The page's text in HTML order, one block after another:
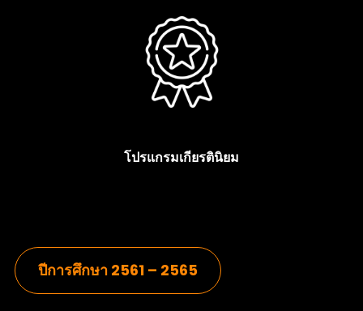
โปรแกรมเกียรตินิยม
ปีการศึกษา 2561 – 2565